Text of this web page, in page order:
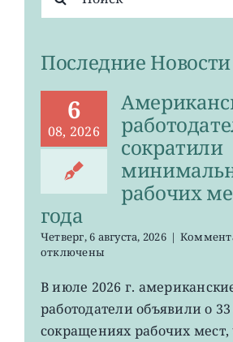
поиска:
Последние Новости
6
08, 2026
сократили
рабочих
года
Четверг, 6 августа, 2026 |
отключены
В июле 2026 г.
работодатели объявили о 33
сокращениях рабочих мест,